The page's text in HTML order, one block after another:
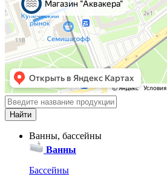
Ванны, бассейны
Ванны
Бассейны